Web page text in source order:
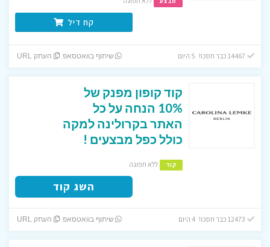
קח דיל
שיתוף בוואטסאפ העתק URL
קוד קופון מפנק של
10% הנחה על כל
האתר בקרולינה למקה
כולל כפל מבצעים !
קוד ללא תפוגה
השג קוד
שיתוף בוואטסאפ העתק URL